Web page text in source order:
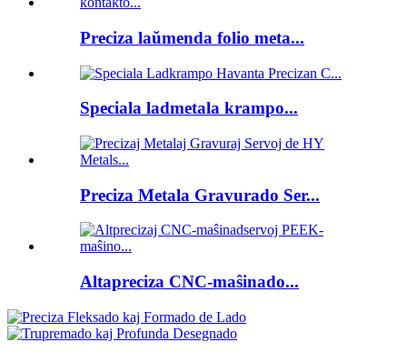
Preciza laŭmenda folio meta...
Speciala ladmetala krampo...
Preciza Metala Gravurado Ser...
Altapreciza CNC-maŝinado...